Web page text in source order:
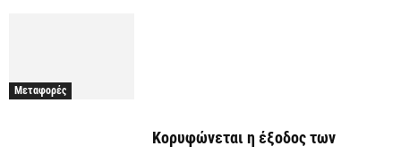
Μεταφορές
Κορυφώνεται η έξοδος των